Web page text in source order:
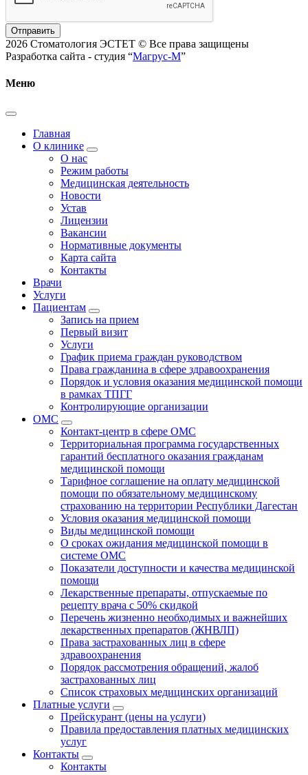
Отправить
2026 Стоматология ЭСТЕТ © Все права защищены
Разработка сайта - студия “Магрус-М”
Меню
Главная
О клинике
О нас
Режим работы
Медицинская деятельность
Новости
Устав
Лицензии
Вакансии
Нормативные документы
Карта сайта
Контакты
Врачи
Услуги
Пациентам
Запись на прием
Первый визит
Услуги
График приема граждан руководством
Права гражданина в сфере здравоохранения
Порядок и условия оказания медицинской помощи
в рамках ТПГГ
Контролирующие организации
ОМС
Контакт-центр в сфере ОМС
Территориальная программа государственных
гарантий бесплатного оказания гражданам
медицинской помощи
Тарифное соглашение на оплату медицинской
помощи по обязательному медицинскому
страхованию на территории Республики Дагестан
Условия оказания медицинской помощи
Виды медицинской помощи
О сроках ожидания медицинской помощи в
системе ОМС
Показатели доступности и качества медицинской
помощи
Лекарственные препараты, отпускаемые по
рецепту врача с 50% скидкой
Перечень жизненно необходимых и важнейших
лекарственных препаратов (ЖНВЛП)
Права застрахованных лиц в сфере
здравоохранения
Порядок рассмотрения обращений, жалоб
застрахованных лиц
Список страховых медицинских организаций
Платные услуги
Прейскурант (цены на услуги)
Правила предоставления платных медицинских
услуг
Контакты
Контакты